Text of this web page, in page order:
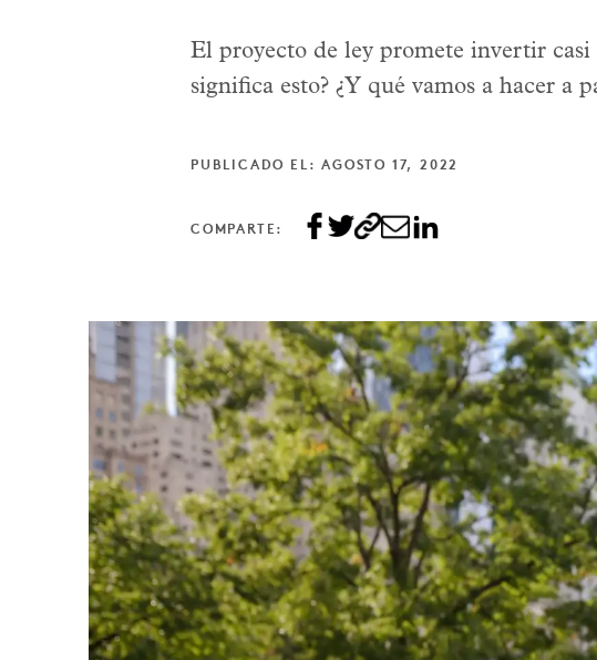
El proyecto de ley promete invertir
significa esto? ¿Y qué vamos a hacer a
PUBLICADO EL: AGOSTO 17, 2022
COMPARTE: